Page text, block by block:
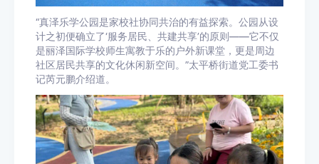
“真泽乐学公园是家校社协同共治的有益探索。公园从设
计之初便确立了‘服务居民、共建共享’的原则——它不仅
是丽泽国际学校师生寓教于乐的户外新课堂，更是周边
社区居民共享的文化休闲新空间。”太平桥街道党工委书
记芮元鹏介绍道。